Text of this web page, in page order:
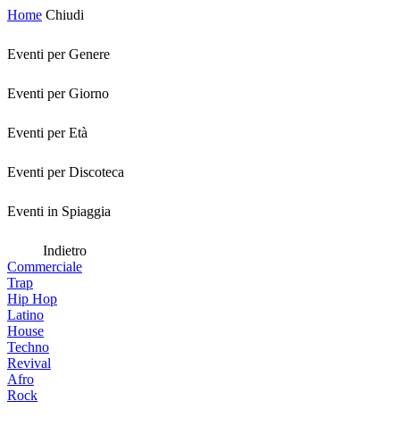
Home Chiudi
Eventi per Genere
Eventi per Giorno
Eventi per Età
Eventi per Discoteca
Eventi in Spiaggia
Indietro
Commerciale
Trap
Hip Hop
Latino
House
Techno
Revival
Afro
Rock